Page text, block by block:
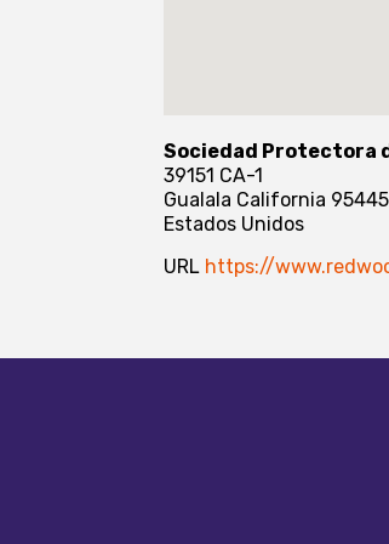
Sociedad Protectora
39151 CA-1
Gualala California 95445
Estados Unidos
URL https://